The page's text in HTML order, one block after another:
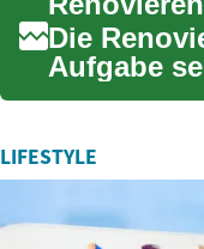
Die
Aufgabe
neuer
LIFESTYLE